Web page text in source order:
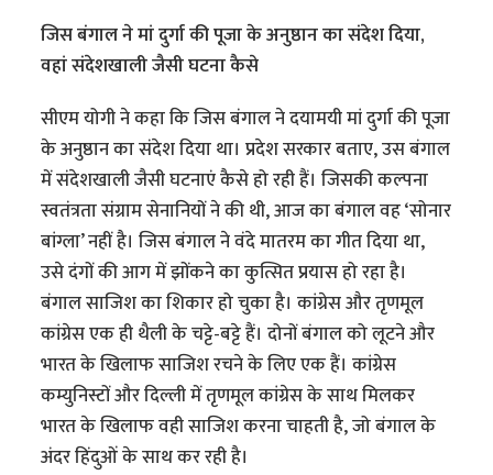
जिस बंगाल ने मां दुर्गा की पूजा के अनुष्ठान का संदेश दिया,
वहां संदेशखाली जैसी घटना कैसे
सीएम योगी ने कहा कि जिस बंगाल ने दयामयी मां दुर्गा की पूजा
के अनुष्ठान का संदेश दिया था। प्रदेश सरकार बताए, उस बंगाल
में संदेशखाली जैसी घटनाएं कैसे हो रही हैं। जिसकी कल्पना
स्वतंत्रता संग्राम सेनानियों ने की थी, आज का बंगाल वह ‘सोनार
बांग्ला’ नहीं है। जिस बंगाल ने वंदे मातरम का गीत दिया था,
उसे दंगों की आग में झोंकने का कुत्सित प्रयास हो रहा है।
बंगाल साजिश का शिकार हो चुका है। कांग्रेस और तृणमूल
कांग्रेस एक ही थैली के चट्टे-बट्टे हैं। दोनों बंगाल को लूटने और
भारत के खिलाफ साजिश रचने के लिए एक हैं। कांग्रेस
कम्युनिस्टों और दिल्ली में तृणमूल कांग्रेस के साथ मिलकर
भारत के खिलाफ वही साजिश करना चाहती है, जो बंगाल के
अंदर हिंदुओं के साथ कर रही है।